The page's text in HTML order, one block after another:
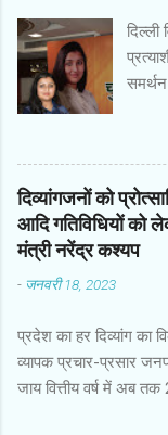
समर्थन
उन्हें
अवसर
की
का
दिव्यांगजनों को
आदि गतिविधियों को
मंत्री नरेंद्र कश्यप
- जनवरी 18, 2023
प्रदेश का हर दिव्यांग का
व्यापक प्रचार-प्रसार
जाय वित्तीय वर्ष में अब